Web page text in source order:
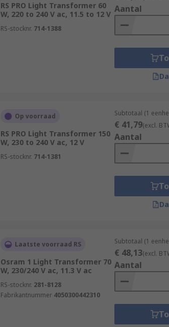
RS PRO Light Transformer 60
W, 220 to 240 V ac, 11.5 to 12 V
RS-stocknr. 714-1388
Aantal
Op voorraad
RS PRO Light Transformer 150
W, 230 to 240 V ac, 12 V
RS-stocknr. 714-1381
Subtotaal (1
€ 41,79(excl.
Aantal
Laatste voorraad RS
Osram 1 Light Transformer 70
W, 230/240 V ac, 11.3 V ac
RS-stocknr. 281-8128
Fabrikantnummer 4050300442310
Subtotaal (1
€ 48,13(excl.
Aantal